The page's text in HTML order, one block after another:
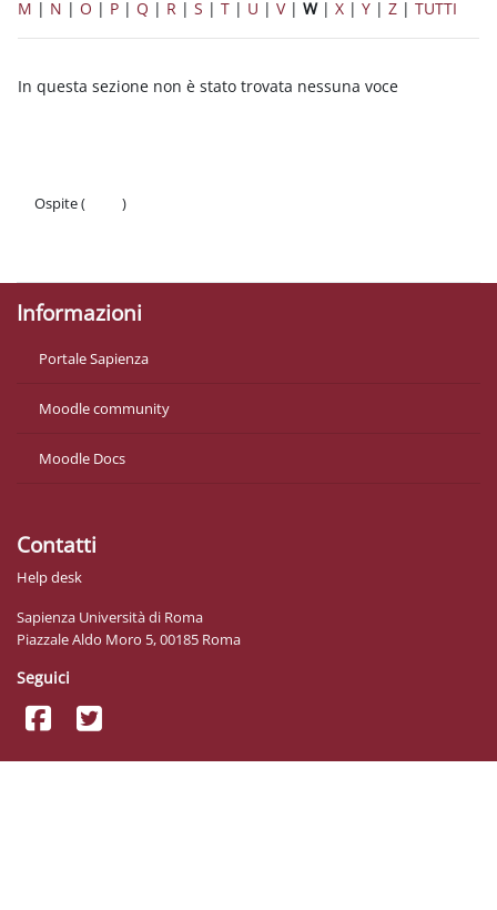
M | N | O | P | Q | R | S | T | U | V| W| X | Y | Z | TUTTI
In questa sezione non è stato trovata nessuna voce
Ospite (
)
Informazioni
Portale Sapienza
Moodle community
Moodle Docs
Contatti
Help desk
Sapienza Università di Roma
Piazzale Aldo Moro 5, 00185 Roma
Seguici